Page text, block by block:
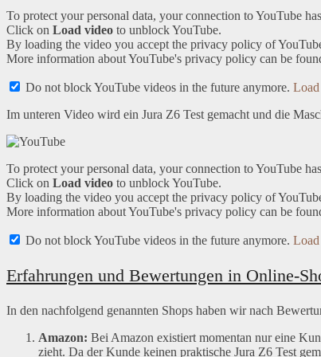
To protect your personal data, your connection to YouTube
Click on Load video to unblock YouTube.
By loading the video you accept the privacy policy of
More information about YouTube's privacy policy can be
Do not block YouTube videos in the future anymore.
Im unteren Video wird ein Jura Z6 Test gemacht und die
To protect your personal data, your connection to YouTube
Click on Load video to unblock YouTube.
By loading the video you accept the privacy policy of
More information about YouTube's privacy policy can be
Do not block YouTube videos in the future anymore.
Erfahrungen und Bewertungen in Online-
In den nachfolgend genannten Shops haben wir nach
Amazon: Bei Amazon existiert momentan nur eine
zieht. Da der Kunde keinen praktische Jura Z6 Test